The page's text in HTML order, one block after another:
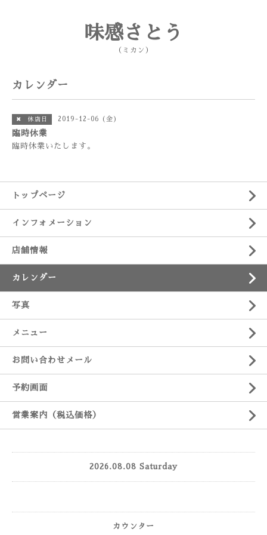
味感さとう
（ミカン）
カレンダー
✖ 休店日 2019-12-06 (金)
臨時休業
臨時休業いたします。
トップページ
インフォメーション
店舗情報
カレンダー
写真
メニュー
お問い合わせメール
予約画面
営業案内（税込価格）
2026.08.08 Saturday
カウンター